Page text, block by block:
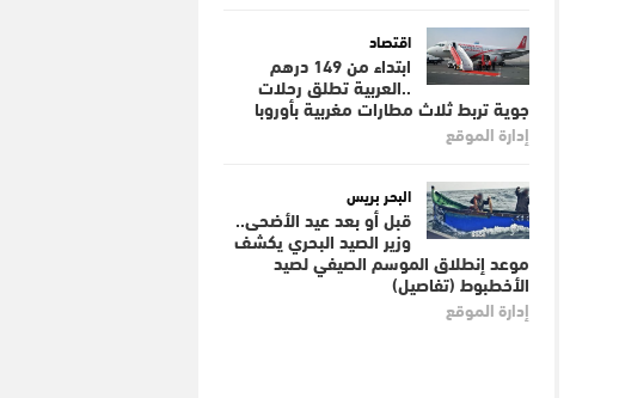
اقتصاد
ابتداء من 149 درهم
..العربية تطلق رحلات
جوية تربط ثلاث مطارات مغربية بأوروبا
إدارة الموقع
البحر بريس
قبل أو بعد عيد الأضحى..
وزير الصيد البحري يكشف
موعد إنطلاق الموسم الصيفي لصيد
الأخطبوط (تفاصيل)
إدارة الموقع